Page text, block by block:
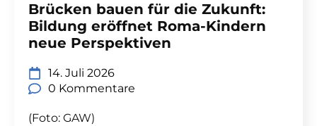
Brücken bauen für die Zukunft:
Bildung eröffnet Roma-Kindern
neue Perspektiven
14. Juli 2026
0 Kommentare
(Foto: GAW)